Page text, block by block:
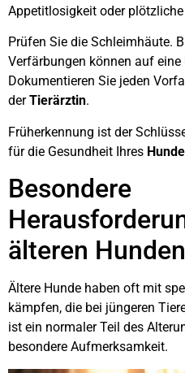
Appetitlosigkeit oder
Prüfen Sie die Schleimhäute.
Verfärbungen können auf eine
Dokumentieren Sie jeden
derTierärztin.
Früherkennung ist der
für die Gesundheit Ihres
Besondere
älteren Hunden
Ältere Hunde haben oft mit
kämpfen, die bei jüngeren
ist ein normaler Teil des
besondere Aufmerksamkeit.